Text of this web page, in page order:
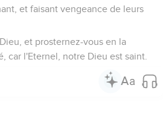
et faisant vengeance de leurs
et prosternez-vous en la
car l'Eternel, notre Dieu est saint.